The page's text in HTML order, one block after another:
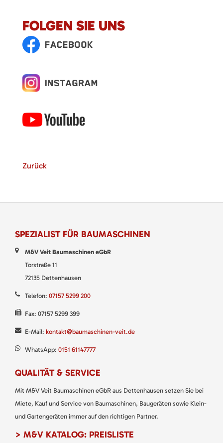
FOLGEN SIE UNS
Zurück
SPEZIALIST FÜR BAUMASCHINEN
M&V Veit Baumaschinen eGbR
Torstraße 11
72135 Dettenhausen
Telefon: 07157 5299 200
Fax: 07157 5299 399
E-Mail: kontakt@baumaschinen-veit.de
WhatsApp: 0151 61147777
QUALITÄT & SERVICE
Mit M&V Veit Baumaschinen eGbR aus Dettenhausen setzen Sie bei
Miete, Kauf und Service von Baumaschinen, Baugeräten sowie Klein-
und Gartengeräten immer auf den richtigen Partner.
> M&V KATALOG: PREISLISTE